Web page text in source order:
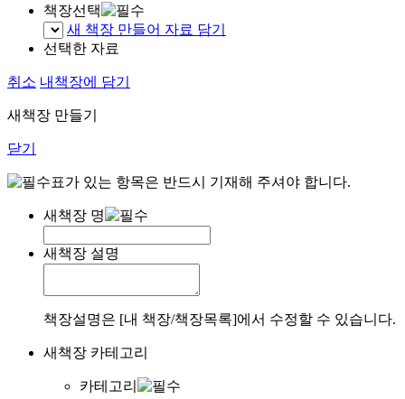
책장선택
새 책장 만들어 자료 담기
선택한 자료
취소 내책장에 담기
새책장 만들기
닫기
표가 있는 항목은 반드시 기재해 주셔야 합니다.
새책장 명
새책장 설명
책장설명은 [내 책장/책장목록]에서 수정할 수 있습니다.
새책장 카테고리
카테고리